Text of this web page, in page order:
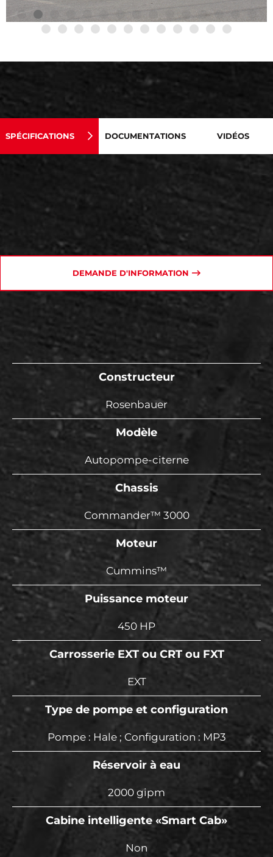
SPÉCIFICATIONS DOCUMENTATIONS VIDÉOS
DEMANDE D'INFORMATION
Constructeur
Rosenbauer
Modèle
Autopompe-citerne
Chassis
Commander™ 3000
Moteur
Cummins™
Puissance moteur
450 HP
Carrosserie EXT ou CRT ou FXT
EXT
Type de pompe et configuration
Pompe : Hale ; Configuration : MP3
Réservoir à eau
2000 gipm
Cabine intelligente «Smart Cab»
Non